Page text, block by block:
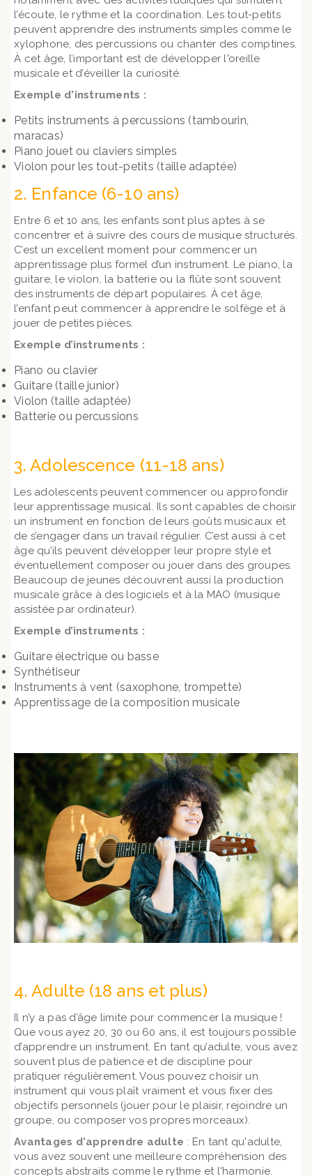
l’écoute, le rythme et la coordination. Les tout-petits
peuvent apprendre des instruments simples comme le
xylophone, des percussions ou chanter des comptines.
À cet âge, l’important est de développer l'oreille
musicale et d’éveiller la curiosité.
Exemple d'instruments :
Petits instruments à percussions (tambourin,
maracas)
Piano jouet ou claviers simples
Violon pour les tout-petits (taille adaptée)
2. Enfance (6-10 ans)
Entre 6 et 10 ans, les enfants sont plus aptes à se
concentrer et à suivre des cours de musique structurés.
C’est un excellent moment pour commencer un
apprentissage plus formel d’un instrument. Le piano, la
guitare, le violon, la batterie ou la flûte sont souvent
des instruments de départ populaires. À cet âge,
l’enfant peut commencer à apprendre le solfège et à
jouer de petites pièces.
Exemple d’instruments :
Piano ou clavier
Guitare (taille junior)
Violon (taille adaptée)
Batterie ou percussions
3. Adolescence (11-18 ans)
Les adolescents peuvent commencer ou approfondir
leur apprentissage musical. Ils sont capables de choisir
un instrument en fonction de leurs goûts musicaux et
de s’engager dans un travail régulier. C’est aussi à cet
âge qu’ils peuvent développer leur propre style et
éventuellement composer ou jouer dans des groupes.
Beaucoup de jeunes découvrent aussi la production
musicale grâce à des logiciels et à la MAO (musique
assistée par ordinateur).
Exemple d’instruments :
Guitare électrique ou basse
Synthétiseur
Instruments à vent (saxophone, trompette)
Apprentissage de la composition musicale
4. Adulte (18 ans et plus)
Il n’y a pas d’âge limite pour commencer la musique !
Que vous ayez 20, 30 ou 60 ans, il est toujours possible
d’apprendre un instrument. En tant qu’adulte, vous avez
souvent plus de patience et de discipline pour
pratiquer régulièrement. Vous pouvez choisir un
instrument qui vous plaît vraiment et vous fixer des
objectifs personnels (jouer pour le plaisir, rejoindre un
groupe, ou composer vos propres morceaux).
Avantages d'apprendre adulte : En tant qu'adulte,
vous avez souvent une meilleure compréhension des
concepts abstraits comme le rythme et l'harmonie.